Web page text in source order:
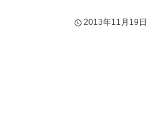
2013年11月19日